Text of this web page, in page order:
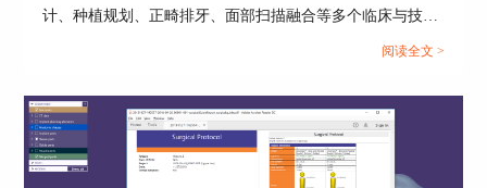
计、种植规划、正畸排牙、面部扫描融合等多个临床与技工
室场景。对于希望在设计效率、功能扩展与临床适配上获得
体设计，exocad有哪些高级功能”是实现精准数字化修复的关
键。本文将围绕修复体设计步骤、核心高级功能及系统延展
能力进行详细解读，全面展示exocad在数字化齿科领域的领
先价值。...
阅读全文 >